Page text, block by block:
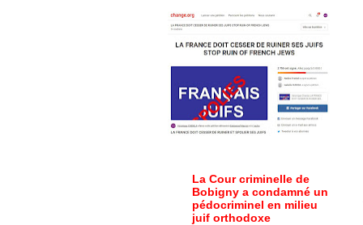
La Cour criminelle de
Bobigny a condamné un
pédocriminel en milieu
juif orthodoxe